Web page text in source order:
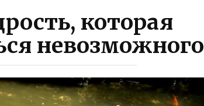
которая
невозможного